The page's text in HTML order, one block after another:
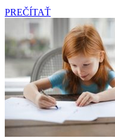
PREČÍTAŤ